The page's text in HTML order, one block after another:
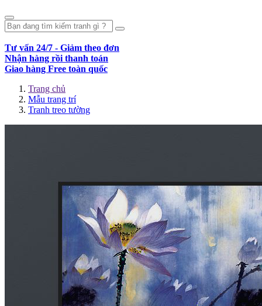
Tư vấn 24/7 - Giảm theo đơn
Nhận hàng rồi thanh toán
Giao hàng Free toàn quốc
Trang chủ
Mẫu trang trí
Tranh treo tường